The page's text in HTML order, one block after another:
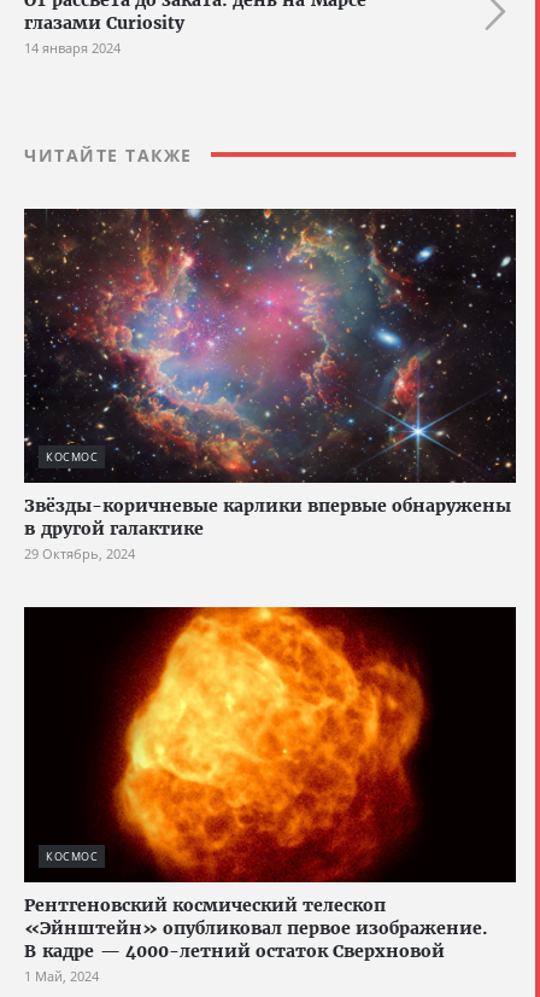
глазами Curiosity
14 января 2024
ЧИТАЙТЕ ТАКЖЕ
КОСМОС
Звёзды-коричневые карлики впервые обнаружены
в другой галактике
29 Октябрь, 2024
КОСМОС
Рентгеновский космический телескоп
«Эйнштейн» опубликовал первое изображение.
В кадре — 4000-летний остаток Сверхновой
1 Май, 2024